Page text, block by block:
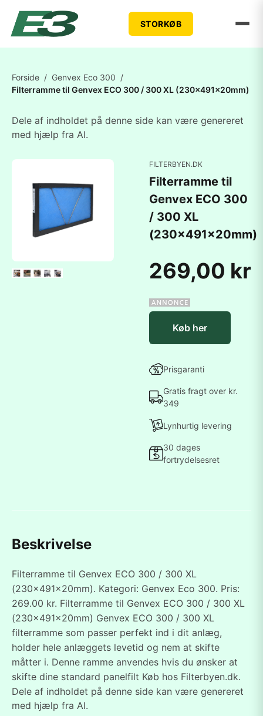
STORKØB
Forside / Genvex Eco 300 /
Filterramme til Genvex ECO 300 / 300 XL (230x491x20mm)
Dele af indholdet på denne side kan være genereret
med hjælp fra AI.
FILTERBYEN.DK
Filterramme til
Genvex ECO 300
/ 300 XL
(230x491x20mm)
269,00 kr
Køb her
Prisgaranti
Gratis fragt over kr.
349
Lynhurtig levering
30 dages
fortrydelsesret
Beskrivelse
Filterramme til Genvex ECO 300 / 300 XL
(230x491x20mm). Kategori: Genvex Eco 300. Pris:
269.00 kr. Filterramme til Genvex ECO 300 / 300 XL
(230x491x20mm) Genvex ECO 300 / 300 XL
filterramme som passer perfekt ind i dit anlæg,
holder hele anlæggets levetid og nem at skifte
måtter i. Denne ramme anvendes hvis du ønsker at
skifte dine standard panelfilt Køb hos Filterbyen.dk.
Dele af indholdet på denne side kan være genereret
med hjælp fra AI.